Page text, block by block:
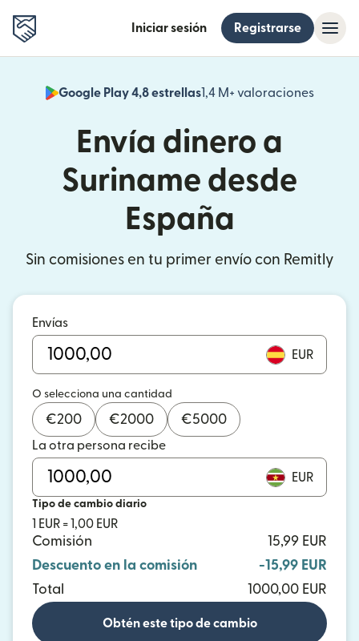
Iniciar sesión Registrarse
Google Play 4,8 estrellas1,4 M+ valoraciones
(se
Envía dinero a
Suriname desde
España
Sin comisiones en tu primer envío con Remitly
Envías
EUR
O selecciona una cantidad
€200 €2000 €5000
La otra persona recibe
EUR
Tipo de cambio diario
1 EUR = 1,00 EUR
Comisión
15,99 EUR
Descuento en la comisión
-15,99 EUR
Total
1000,00 EUR
Obtén este tipo de cambio